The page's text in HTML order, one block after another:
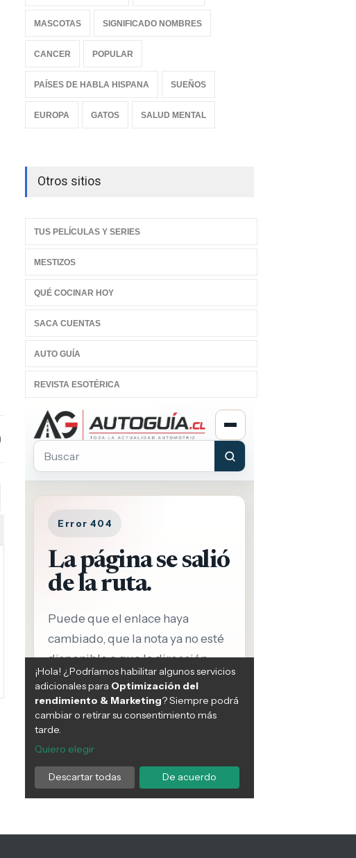
MASCOTAS SIGNIFICADO NOMBRES
CANCER POPULAR
PAÍSES DE HABLA HISPANA SUEÑOS
EUROPA GATOS SALUD MENTAL
Otros sitios
TUS PELÍCULAS Y SERIES
MESTIZOS
QUÉ COCINAR HOY
SACA CUENTAS
AUTO GUÍA
REVISTA ESOTÉRICA